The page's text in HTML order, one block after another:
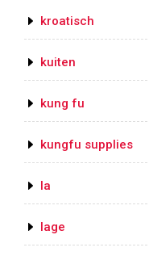
kroatisch
kuiten
kung fu
kungfu supplies
la
lage